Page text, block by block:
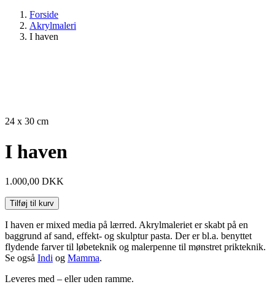
Forside
Akrylmaleri
I haven
24 x 30 cm
I haven
1.000,00 DKK
Tilføj til kurv
I haven er mixed media på lærred. Akrylmaleriet er skabt på en
baggrund af sand, effekt- og skulptur pasta. Der er bl.a. benyttet
flydende farver til løbeteknik og malerpenne til mønstret prikteknik.
Se også Indi og Mamma.
Leveres med – eller uden ramme.